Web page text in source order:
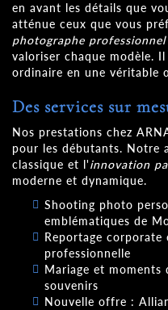
en avant les détails que
atténue ceux que vous
photographe professionnel
valoriser chaque modèle.
ordinaire en une véritable
Des services sur
Nos prestations chez
pour les débutants. Notre
classique et l'innovation
moderne et dynamique.
Shooting photo
emblématiques de
Reportage corporate
professionnelle
Mariage et moments
souvenirs
Nouvelle offre :